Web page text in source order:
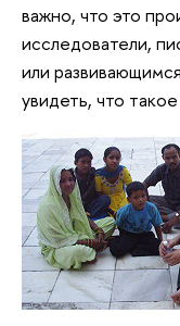
важно, что это
исследователи,
или
увидеть, что